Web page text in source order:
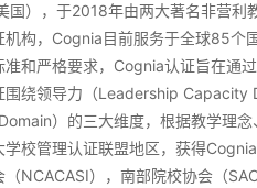
国），于2018年由两大著名非营
机构，Cognia目前服务于全球85
准和严格要求，Cognia认证旨在通
围绕领导力（Leadership
）的三大维度，根据教学理
学校管理认证联盟地区，获得
NCACASI），南部院校协会（